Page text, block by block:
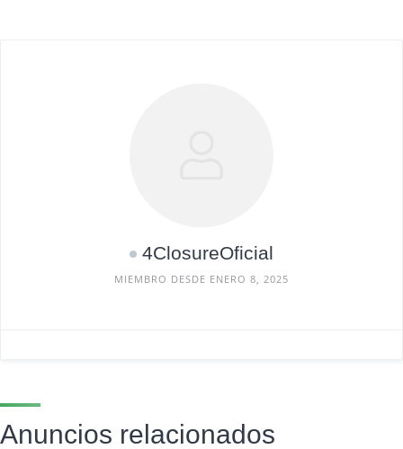
4ClosureOficial
MIEMBRO DESDE ENERO 8, 2025
Anuncios relacionados